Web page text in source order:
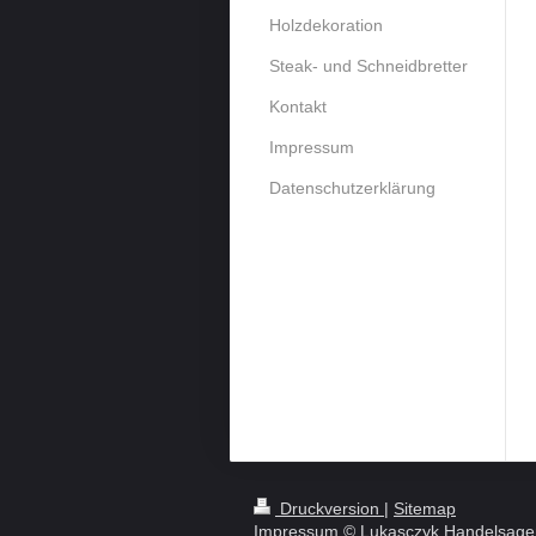
Holzdekoration
Steak- und Schneidbretter
Kontakt
Impressum
Datenschutzerklärung
Druckversion | Sitemap
Impressum © Lukasczyk